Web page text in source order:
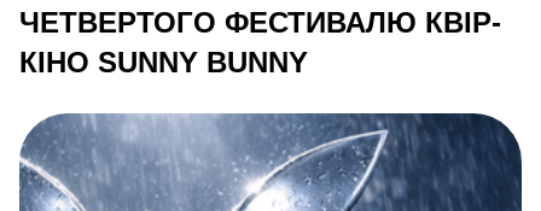
ЧЕТВЕРТОГО ФЕСТИВАЛЮ КВІР-
КІНО SUNNY BUNNY